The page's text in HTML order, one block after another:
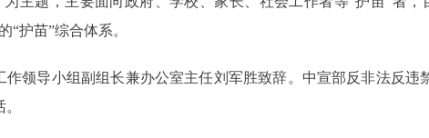
“护苗”综合体系。
作领导小组副组长兼办公室主任刘军胜致辞。中宣部反非法反违